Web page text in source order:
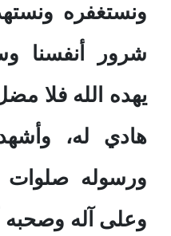
ونستغفره
شرور أنفسنا
يهده الله فلا
هادي له،
ورسوله صلوات
وعلى آله وصحبه